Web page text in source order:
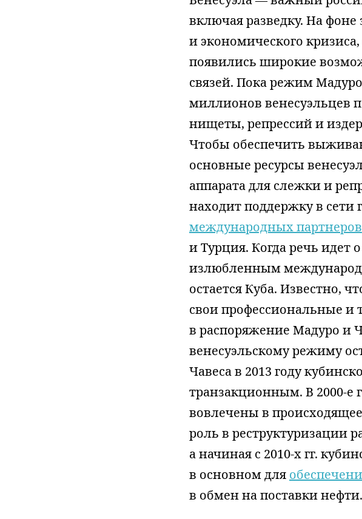
включая разведку. На фоне
и экономического
появились широкие
связей. Пока режим
миллионов венесуэльцев
нищеты, репрессий и
Чтобы обеспечить
основные ресурсы
аппарата для слежки и
находит поддержку в сети
международных партнеров
и Турция. Когда речь идет
излюбленным
остается Куба. Известно,
свои профессиональные и
в распоряжение Мадуро и
венесуэльскому режиму
Чавеса в 2013 году
транзакционным. В 2000-е
вовлечены в
роль в реструктуризации
а начиная с 2010-х гг.
в основном для
в обмен на поставки нефти.